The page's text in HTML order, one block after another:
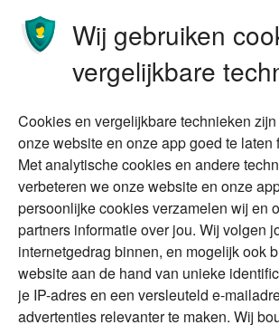
Ondernemen
Stoppen met werken
Wonen
Duurzaam
Vermogensplanning
Tweede huis in
buitenland
DGA
Erfenis
Over
The
Contact
Wij gebruiken
vergelijkbare
Cookies en vergelijkbare technieken
onze website en onze app goed te laten
Met analytische cookies en andere
verbeteren we onze website en onze
persoonlijke cookies verzamelen wij en
partners informatie over jou. Wij volgen
internetgedrag binnen, en mogelijk ook
website aan de hand van unieke
je IP-adres en een versleuteld e-
advertenties relevanter te maken. Wij